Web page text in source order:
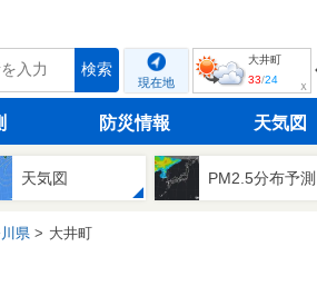
検索
現在地
大井町
33/24 ｘ
防災情報 天気図
天気図 PM2.5分布予測
県 大井町